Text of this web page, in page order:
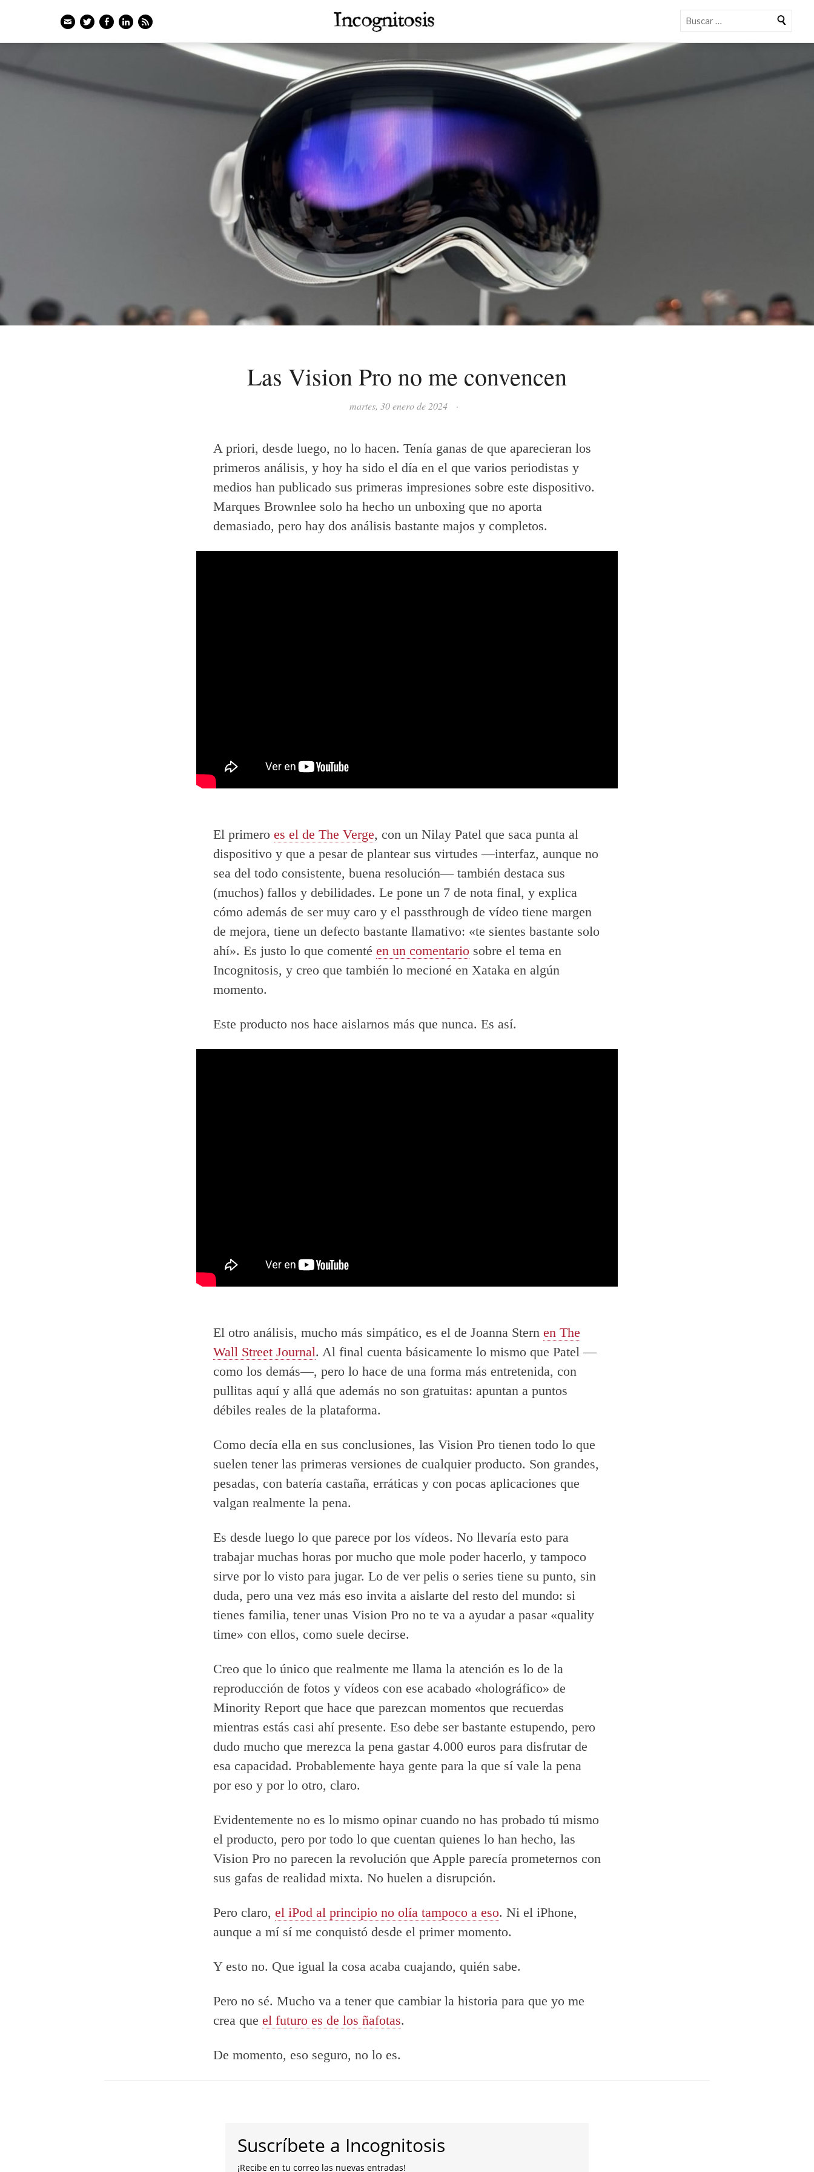
EmailTwitterFacebook
LinkedIn
Feed Buscar
Las Vision Pro no me convencen
martes, 30 enero de 2024 ·
A priori, desde luego, no lo hacen. Tenía ganas de que aparecieran los
primeros análisis, y hoy ha sido el día en el que varios periodistas y
medios han publicado sus primeras impresiones sobre este dispositivo.
Marques Brownlee solo ha hecho un unboxing que no aporta
demasiado, pero hay dos análisis bastante majos y completos.
El primero es el de The Verge, con un Nilay Patel que saca punta al
dispositivo y que a pesar de plantear sus virtudes —interfaz, aunque no
sea del todo consistente, buena resolución— también destaca sus
(muchos) fallos y debilidades. Le pone un 7 de nota final, y explica
cómo además de ser muy caro y el passthrough de vídeo tiene margen
de mejora, tiene un defecto bastante llamativo: «te sientes bastante solo
ahí». Es justo lo que comenté en un comentario sobre el tema en
Incognitosis, y creo que también lo mecioné en Xataka en algún
momento.
Este producto nos hace aislarnos más que nunca. Es así.
El otro análisis, mucho más simpático, es el de Joanna Stern en The
Wall Street Journal. Al final cuenta básicamente lo mismo que Patel —
como los demás—, pero lo hace de una forma más entretenida, con
pullitas aquí y allá que además no son gratuitas: apuntan a puntos
débiles reales de la plataforma.
Como decía ella en sus conclusiones, las Vision Pro tienen todo lo que
suelen tener las primeras versiones de cualquier producto. Son grandes,
pesadas, con batería castaña, erráticas y con pocas aplicaciones que
valgan realmente la pena.
Es desde luego lo que parece por los vídeos. No llevaría esto para
trabajar muchas horas por mucho que mole poder hacerlo, y tampoco
sirve por lo visto para jugar. Lo de ver pelis o series tiene su punto, sin
duda, pero una vez más eso invita a aislarte del resto del mundo: si
tienes familia, tener unas Vision Pro no te va a ayudar a pasar «quality
time» con ellos, como suele decirse.
Creo que lo único que realmente me llama la atención es lo de la
reproducción de fotos y vídeos con ese acabado «holográfico» de
Minority Report que hace que parezcan momentos que recuerdas
mientras estás casi ahí presente. Eso debe ser bastante estupendo, pero
dudo mucho que merezca la pena gastar 4.000 euros para disfrutar de
esa capacidad. Probablemente haya gente para la que sí vale la pena
por eso y por lo otro, claro.
Evidentemente no es lo mismo opinar cuando no has probado tú mismo
el producto, pero por todo lo que cuentan quienes lo han hecho, las
Vision Pro no parecen la revolución que Apple parecía prometernos con
sus gafas de realidad mixta. No huelen a disrupción.
Pero claro, el iPod al principio no olía tampoco a eso. Ni el iPhone,
aunque a mí sí me conquistó desde el primer momento.
Y esto no. Que igual la cosa acaba cuajando, quién sabe.
Pero no sé. Mucho va a tener que cambiar la historia para que yo me
crea que el futuro es de los ñafotas.
De momento, eso seguro, no lo es.
Suscríbete a Incognitosis
¡Recibe en tu correo las nuevas entradas!